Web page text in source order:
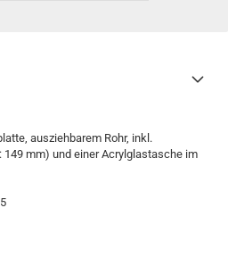
ausziehbarem Rohr, inkl.
149 mm) und einer Acrylglastasche im